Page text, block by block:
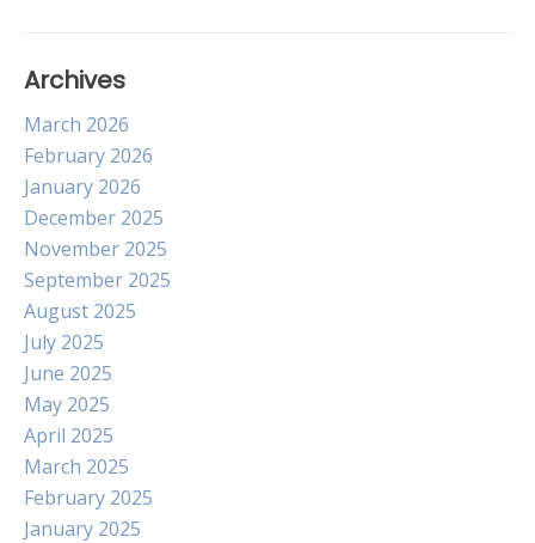
Archives
March 2026
February 2026
January 2026
December 2025
November 2025
September 2025
August 2025
July 2025
June 2025
May 2025
April 2025
March 2025
February 2025
January 2025